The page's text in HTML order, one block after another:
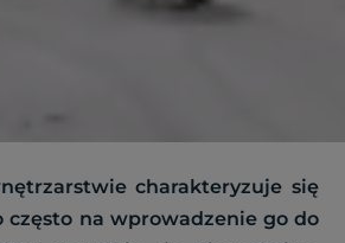
charakteryzuje się
często na wprowadzenie go do